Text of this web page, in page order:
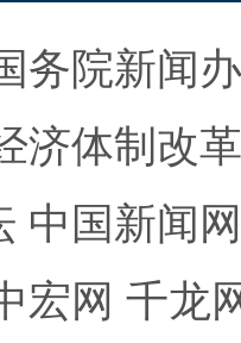
务院新闻
济体制改
中国新闻网
宏网 千龙